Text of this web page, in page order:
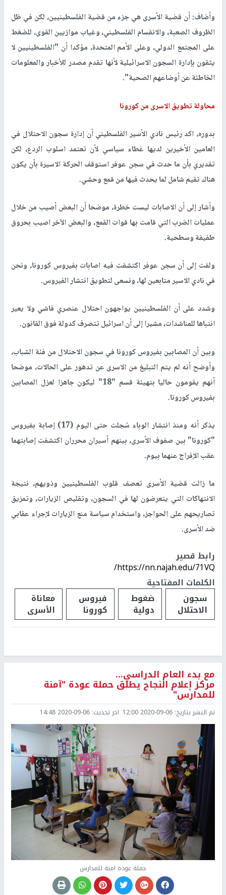
وأضاف: أن قضية الأسرى هي جزء من قضية الفلسطينيين، لكن في ظل
الظروف الصعبة، والانقسام الفلسطيني، وغياب موازيين القوى، للضغط
على المجتمع الدولي، وعلى الأمم المتحدة، مؤكدا أن "الفلسطينيين لا
يثقون بإدارة السجون الاسرائيلية لأنها تقدم مصدر للأخبار والمعلومات
الخاطئة عن أوضاعهم الصحية".
محاولة تطويق الاسرى من كورونا
بدوره، اكد رئيس نادي الأسير الفلسطيني أن إدارة سجون الاحتلال في
العامين الأخيرين لديها غطاء سياسي لأن تعتمد اسلوب الردع، لكن
تقديري بأن ما حدث في سجن عوفر استوقف الحركة الاسيرة بأن يكون
هناك تقيم شامل لما يحدث فيها من قمع وحشي.
وأشار إلى أن الاصابات ليست خطرة، موضحا أن البعض أصيب من خلال
عمليات الضرب التي قامت بها قوات القمع، والبعض الآخر اصيب بحروق
طفيفة وسطحية.
ولفت إلى أن سجن عوفر اكتشفت فيه اصابات بفيروس كورونا، ونحن
في نادي الاسير متابعين لها، ونسعى لتطويق انتشار الفيروس.
وشدد على أن الفلسطينيين يواجهون احتلال عنصري فاشي ولا يعير
انتباها للمناشدات، مشيرا إلى أن اسرائيل تتصرف كدولة فوق القانون.
وبين أن المصابين بفيروس كورونا في سجون الاحتلال من فئة الشباب،
وأوضح أنه لم يتم التبليغ من الاسرى عن تدهور على الحالات، موضحا
أنهم يقومون حاليا بتهيئة قسم "18" ليكون جاهزا لعزل المصابين
بفيروس كورونا.
يذكر أنه ومنذ انتشار الوباء سُجلت حتى اليوم (17) إصابة بفيروس
"كورونا" بين صفوف الأسرى، بينهم أسيران محرران اكتشفت إصابتهما
عقب الإفراج عنهما بيوم.
ما زالت قضية الأسرى تعصف قلوب الفلسطينيين وذويهم، نتيجة
الانتهاكات التي يتعرضون لها في السجون، وتقليص الزيارات، وتمزيق
تصاريحهم على الحواجز، واستخدام سياسة منع الزيارات لإجراء عقابي
ضد الأسرى.
رابط قصير
https://nn.najah.edu/71VQ/
الكلمات المفتاحية
سجون
الاحتلال
ضغوط
دولية
فيروس
كورونا
معاناة
الأسرى
مع بدء العام الدراسي...
مركز إعلام النجاح يطلق حملة عودة "آمنة
للمدارس"
تم النشر بتاريخ: 2020-09-06 12:00 اخر تحديث: 2020-09-06 14:48
حملة عودة امنة للمدارس